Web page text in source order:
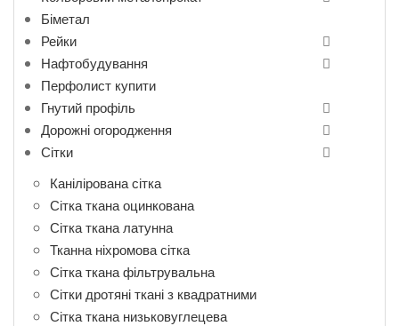
Біметал
Рейки
Нафтобудування
Перфолист купити
Гнутий профіль
Дорожні огородження
Сітки
Канілірована сітка
Сітка ткана оцинкована
Сітка ткана латунна
Тканна ніхромова сітка
Сітка ткана фільтрувальна
Сітки дротяні ткані з квадратними
Сітка ткана низьковуглецева